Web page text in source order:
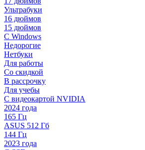
Ультрабуки
16 дюймов
15 дюймов
С Windows
Недорогие
Нетбуки
Для работы
Со скидкой
В рассрочку
Для учебы
С видеокартой NVIDIA
2024 года
165 Гц
ASUS 512 Гб
144 Гц
2023 года